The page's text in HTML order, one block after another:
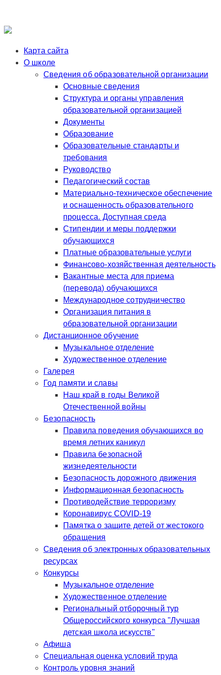
Карта сайта
О школе
Сведения об образовательной организации
Основные сведения
Структура и органы управления
образовательной организацией
Документы
Образование
Образовательные стандарты и
требования
Руководство
Педагогический состав
Материально-техническое обеспечение
и оснащенность образовательного
процесса. Доступная среда
Стипендии и меры поддержки
обучающихся
Платные образовательные услуги
Финансово-хозяйственная деятельность
Вакантные места для приема
(перевода) обучающихся
Международное сотрудничество
Организация питания в
образовательной организации
Дистанционное обучение
Музыкальное отделение
Художественное отделение
Галерея
Год памяти и славы
Наш край в годы Великой
Отечественной войны
Безопасность
Правила поведения обучающихся во
время летних каникул
Правила безопасной
жизнедеятельности
Безопасность дорожного движения
Информационная безопасность
Противодействие терроризму
Коронавирус COVID-19
Памятка о защите детей от жестокого
обращения
Сведения об электронных образовательных
ресурсах
Конкурсы
Музыкальное отделение
Художественное отделение
Региональный отборочный тур
Общероссийского конкурса "Лучшая
детская школа искусств"
Афиша
Специальная оценка условий труда
Контроль уровня знаний